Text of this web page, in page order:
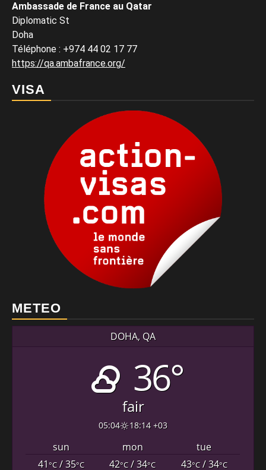
Ambassade de France au Qatar
Diplomatic St
Doha
Téléphone : +974 44 02 17 77
https://qa.ambafrance.org/
VISA
METEO
DOHA, QA
36°
fair
05:04 18:14 +03
sun mon
tue
41°C/ 35°C 42°C/ 34°C 43°C/ 34°C